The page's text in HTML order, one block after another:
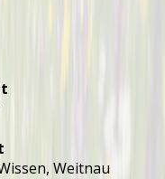
Weitnau